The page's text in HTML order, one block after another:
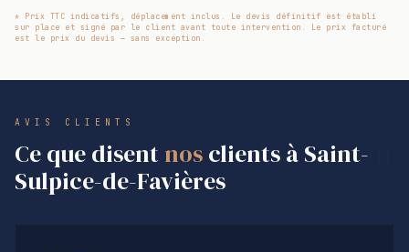
* Prix TTC indicatifs, déplacement inclus. Le devis définitif est établi
sur place et signé par le client avant toute intervention. Le prix facturé
est le prix du devis — sans exception.
AVIS CLIENTS
Ce que disent nosclients à Saint-
Sulpice-de-Favières